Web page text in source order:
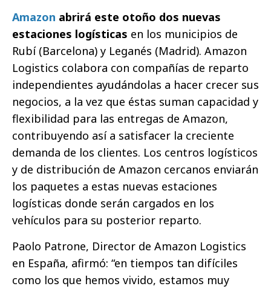
Amazon abrirá este otoño dos nuevas
estaciones logísticas en los municipios de
Rubí (Barcelona) y Leganés (Madrid). Amazon
Logistics colabora con compañías de reparto
independientes ayudándolas a hacer crecer sus
negocios, a la vez que éstas suman capacidad y
flexibilidad para las entregas de Amazon,
contribuyendo así a satisfacer la creciente
demanda de los clientes. Los centros logísticos
y de distribución de Amazon cercanos enviarán
los paquetes a estas nuevas estaciones
logísticas donde serán cargados en los
vehículos para su posterior reparto.
Paolo Patrone, Director de Amazon Logistics
en España, afirmó: “en tiempos tan difíciles
como los que hemos vivido, estamos muy